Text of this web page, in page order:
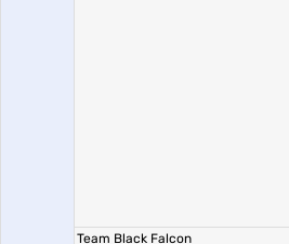
Team Black Falcon